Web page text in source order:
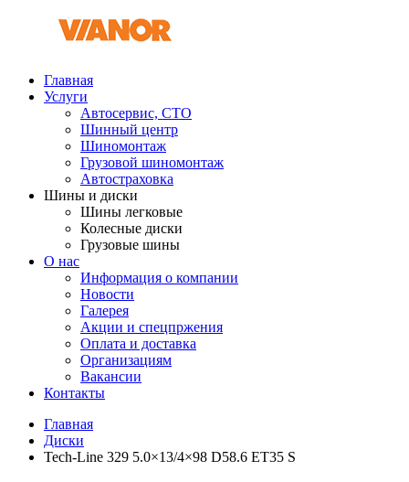
Главная
Услуги
Автосервис, СТО
Шинный центр
Шиномонтаж
Грузовой шиномонтаж
Автостраховка
Шины и диски
Шины легковые
Колесные диски
Грузовые шины
О нас
Информация о компании
Новости
Галерея
Акции и спецпржения
Оплата и доставка
Организациям
Вакансии
Контакты
Главная
Диски
Tech-Line 329 5.0×13/4×98 D58.6 ET35 S